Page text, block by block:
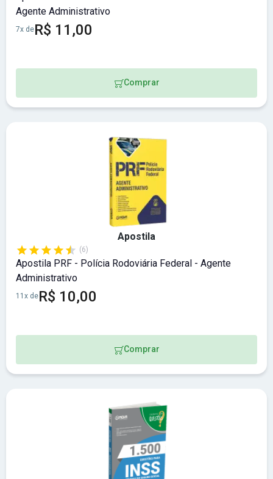
Agente Administrativo
7x deR$ 11,00
Comprar
Apostila
(6)
Apostila PRF - Polícia Rodoviária Federal - Agente
Administrativo
11x deR$ 10,00
Comprar